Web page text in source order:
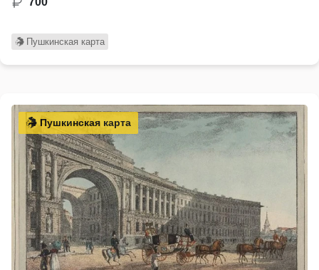
Пушкинская карта
Пушкинская карта